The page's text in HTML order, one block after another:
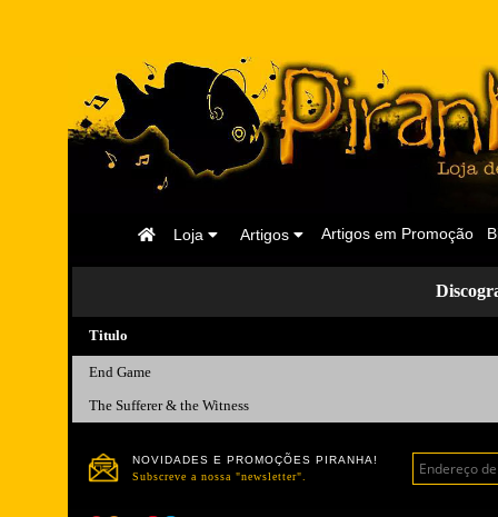
Artigos em Promoção
Artigos
Loja
Página
Titulo
End Game
The Sufferer & the Witness
NOVIDADES E PROMOÇÕES PIRANHA!
Subscreve a nossa "newsletter".